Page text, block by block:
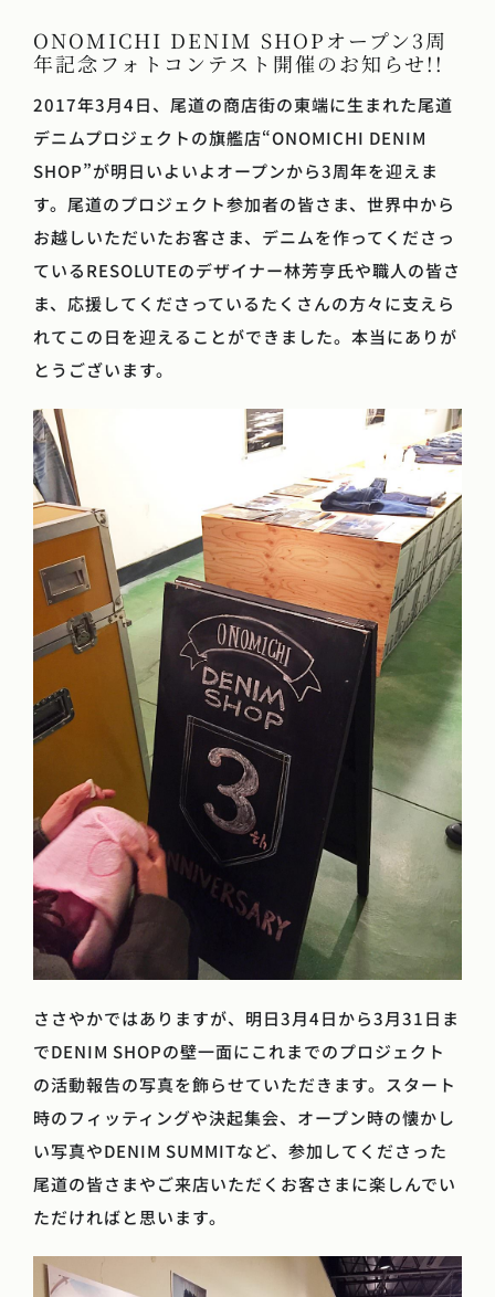
ONOMICHI DENIM SHOPオープン3周
年記念フォトコンテスト開催のお知らせ!!
2017年3月4日、尾道の商店街の東端に生まれた尾道
デニムプロジェクトの旗艦店“ONOMICHI DENIM
SHOP”が明日いよいよオープンから3周年を迎えま
す。尾道のプロジェクト参加者の皆さま、世界中から
お越しいただいたお客さま、デニムを作ってくださっ
ているRESOLUTEのデザイナー林芳亨氏や職人の皆さ
ま、応援してくださっているたくさんの方々に支えら
れてこの日を迎えることができました。本当にありが
とうございます。
ささやかではありますが、明日3月4日から3月31日ま
でDENIM SHOPの壁一面にこれまでのプロジェクト
の活動報告の写真を飾らせていただきます。スタート
時のフィッティングや決起集会、オープン時の懐かし
い写真やDENIM SUMMITなど、参加してくださった
尾道の皆さまやご来店いただくお客さまに楽しんでい
ただければと思います。